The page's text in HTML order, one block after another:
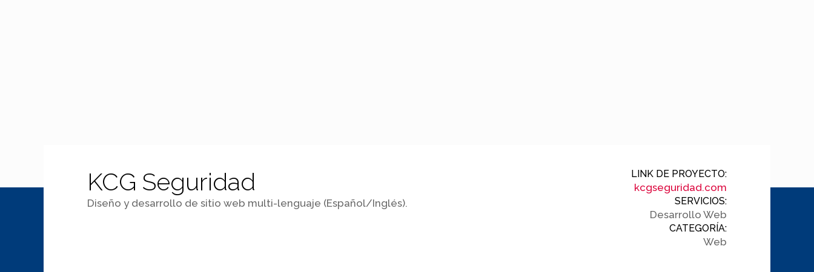
KCG Seguridad
Diseño y desarrollo de sitio web multi-lenguaje (Español/Inglés).
LINK DE PROYECTO:
kcgseguridad.com
SERVICIOS:
Desarrollo Web
CATEGORÍA:
Web